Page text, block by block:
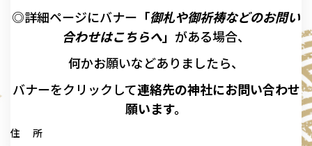
◎詳細ページにバナー 「御札や御祈祷などのお問い
合わせはこちらへ」 がある場合、
何かお願いなどありましたら、
バナーをクリックして連絡先の神社にお問い合わせ
願います。
住 所